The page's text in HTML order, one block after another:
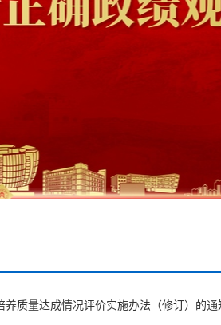
质量达成情况评价实施办法（修订）的通